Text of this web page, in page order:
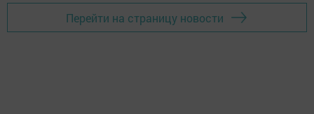
Перейти на страницу новости